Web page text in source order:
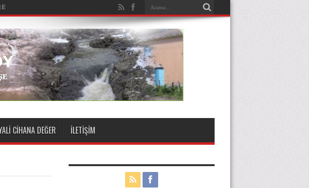
Erhan YAMAN Kaza Sonucu Vefat Etti.
CIHANA DEĞER İLETIŞIM